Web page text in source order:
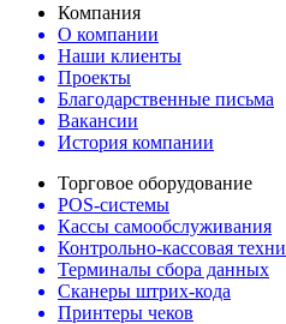
Компания
О компании
Наши клиенты
Проекты
Благодарственные письма
Вакансии
История компании
Торговое оборудование
POS-системы
Кассы самообслуживания
Контрольно-кассовая
Терминалы сбора данных
Сканеры штрих-кода
Принтеры чеков